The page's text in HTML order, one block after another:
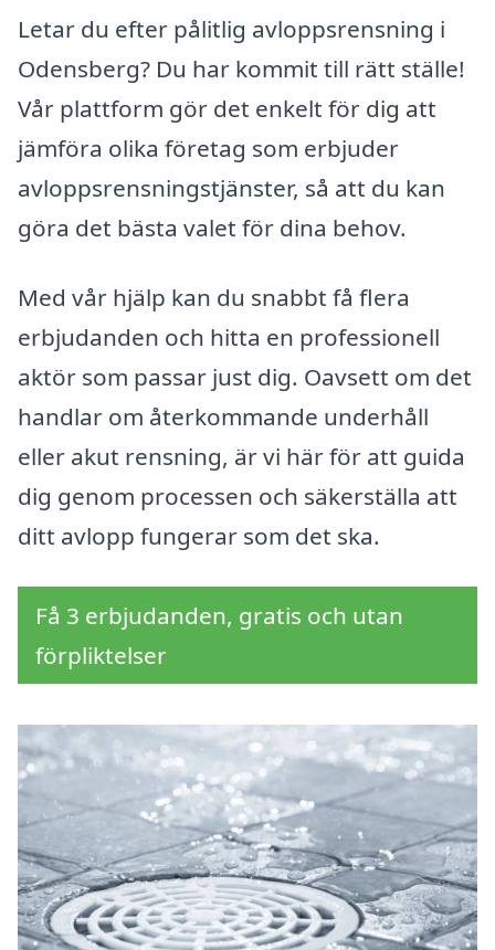
Letar du efter pålitlig avloppsrensning i
Odensberg? Du har kommit till rätt ställe!
Vår plattform gör det enkelt för dig att
jämföra olika företag som erbjuder
avloppsrensningstjänster, så att du kan
göra det bästa valet för dina behov.
Med vår hjälp kan du snabbt få flera
erbjudanden och hitta en professionell
aktör som passar just dig. Oavsett om det
handlar om återkommande underhåll
eller akut rensning, är vi här för att guida
dig genom processen och säkerställa att
ditt avlopp fungerar som det ska.
Få 3 erbjudanden, gratis och utan
förpliktelser